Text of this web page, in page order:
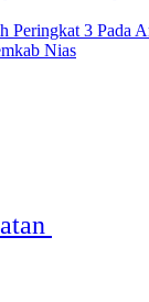
Peringkat 3 Pada
Nias